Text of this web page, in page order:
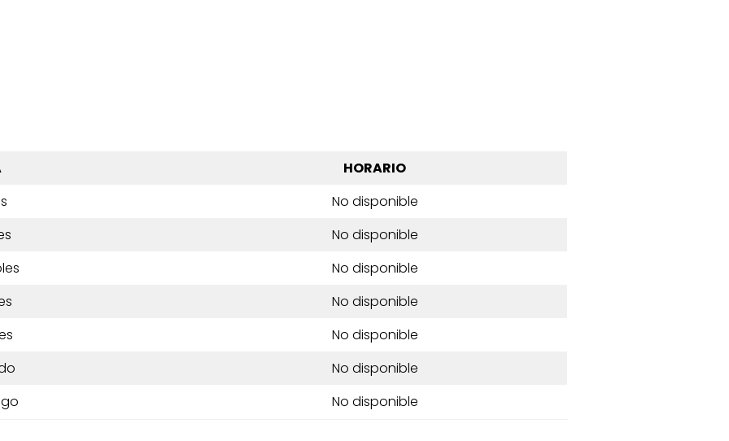
HORARIO
No disponible
No disponible
No disponible
No disponible
No disponible
No disponible
No disponible